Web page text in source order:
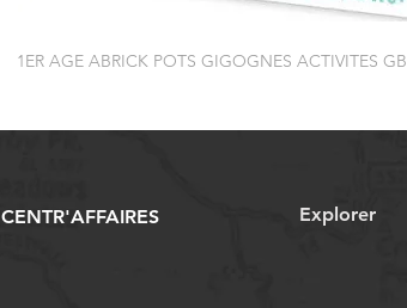
1ER AGE ABRICK POTS GIGOGNES ACTIVITES GB
CENTR'AFFAIRES Explorer